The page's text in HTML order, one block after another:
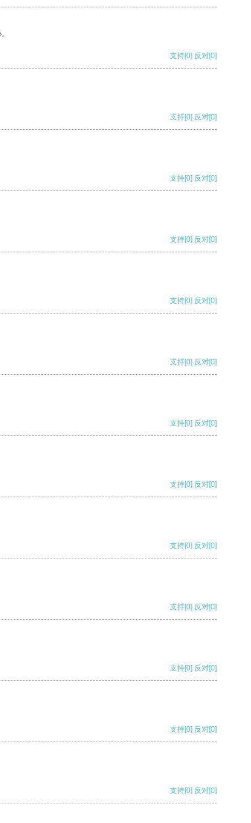
支持[0] 反对[0]
支持[0] 反对[0]
支持[0] 反对[0]
支持[0] 反对[0]
支持[0] 反对[0]
支持[0] 反对[0]
支持[0] 反对[0]
支持[0] 反对[0]
支持[0] 反对[0]
支持[0] 反对[0]
支持[0] 反对[0]
支持[0] 反对[0]
支持[0] 反对[0]